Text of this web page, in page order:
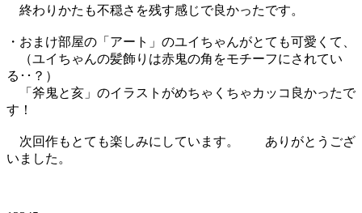
終わりかたも不穏さを残す感じで良かったです。
・おまけ部屋の「アート」のユイちゃんがとても可愛くて、
（ユイちゃんの髪飾りは赤鬼の角をモチーフにされてい
る･･？）
「斧鬼と亥」のイラストがめちゃくちゃカッコ良かったで
す！
次回作もとても楽しみにしています。 ありがとうござ
いました。